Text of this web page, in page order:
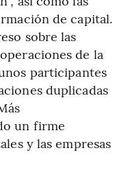
de capital.
sobre las
de la
participantes
duplicadas
un firme
y las empresas